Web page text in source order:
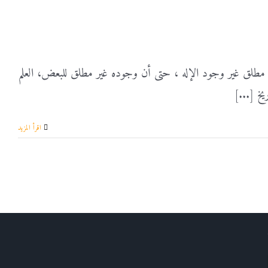
غير وجود الإله ، حتى أن وجوده غير مطلق للبعض، العلم
[...]